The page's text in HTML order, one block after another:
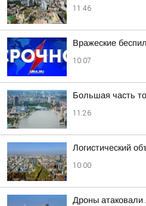
11:46
Вражеские
10:07
Большая часть
11:26
Логистический
10:00
Дроны атаковали